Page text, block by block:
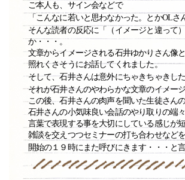
ご本人も、サイン会などで
「こんなに若いと思わなかった。とかOL
そんな読者の反応に「（イメージと違って
か・・・。
文章からイメージされる石井ゆかりさん像
照れくさそうにお話してくれました。
そして、石井さんは意外にちゃきちゃきし
それが石井さんのやわらかな文章のイメー
この後、石井さんの肉声を聞いた生徒さん
石井さんの小気味良い会話のやり取りの端
言葉で表現する事を大切にしている感じが
雑談を交えつつセミナーの打ち合わせなど
開始の１９時にまた呼びにきます・・・と